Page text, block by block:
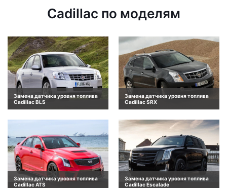
Cadillac по моделям
Замена датчика уровня топлива
Cadillac BLS
Замена датчика уровня топлива
Cadillac SRX
Замена датчика уровня топлива
Cadillac ATS
Замена датчика уровня топлива
Cadillac Escalade